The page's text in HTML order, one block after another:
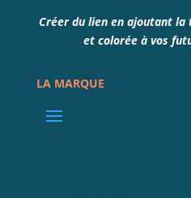
Créer du lien en ajoutant la
et colorée à vos
LA MARQUE